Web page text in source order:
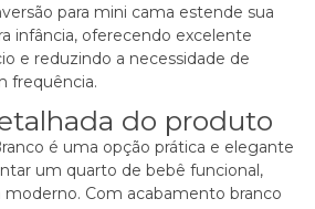
para mini cama estende sua
infância, oferecendo excelente
e reduzindo a necessidade de
frequência.
do produto
é uma opção prática e elegante
um quarto de bebê funcional,
Com acabamento branco